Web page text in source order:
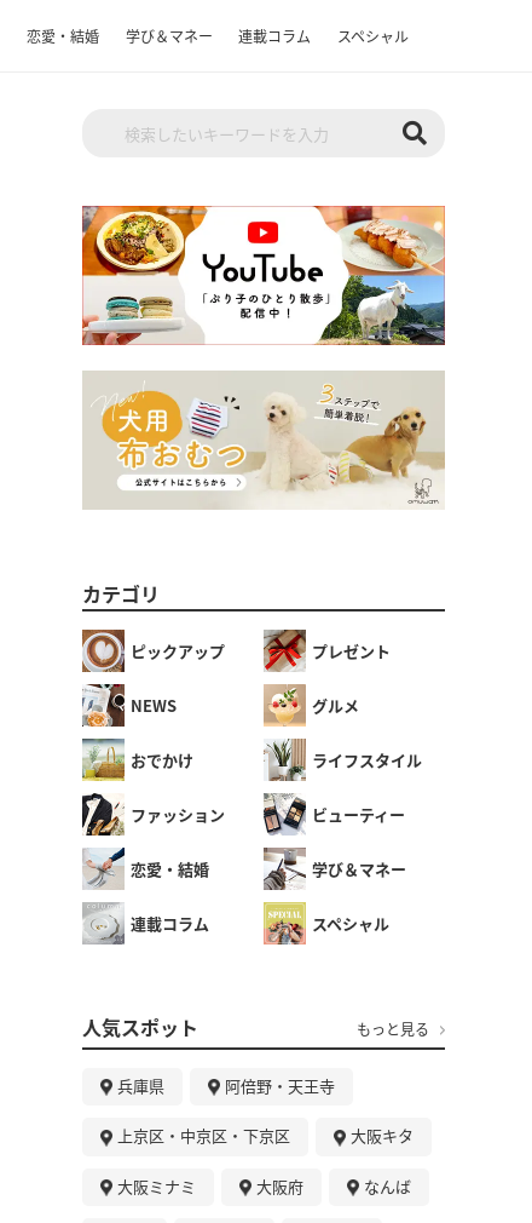
恋愛・結婚 学び＆マネー 連載コラム スペシャル
カテゴリ
ピックアップ プレゼント
NEWS グルメ
おでかけ ライフスタイル
ファッション ビューティー
恋愛・結婚 学び＆マネー
連載コラム スペシャル
人気スポット もっと見る
兵庫県 阿倍野・天王寺
上京区・中京区・下京区 大阪キタ
大阪ミナミ 大阪府 なんば